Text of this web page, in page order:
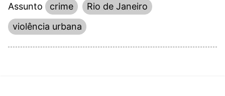
Assunto crime
Rio de Janeiro
violência urbana